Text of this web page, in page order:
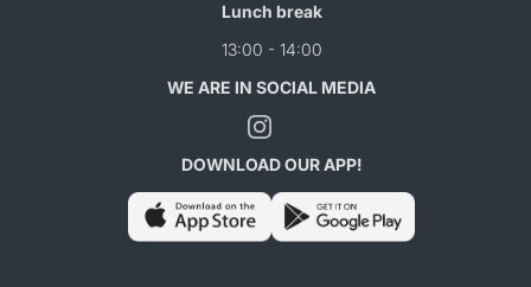
Lunch break
13:00 - 14:00
WE ARE IN SOCIAL MEDIA
DOWNLOAD OUR APP!